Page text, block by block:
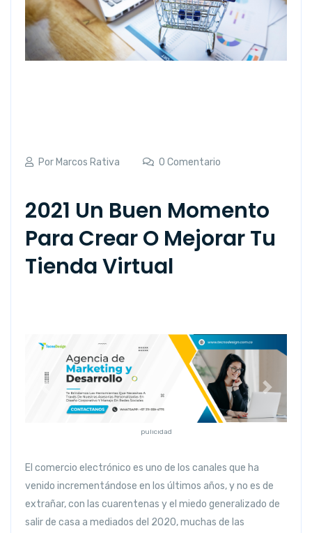
Por Marcos Rativa 0 Comentario
2021 Un Buen Momento
Para Crear O Mejorar Tu
Tienda Virtual
pulicidad
Anterior Siguiente
El comercio electrónico es uno de los canales que ha
venido incrementándose en los últimos años, y no es de
extrañar, con las cuarentenas y el miedo generalizado de
salir de casa a mediados del 2020, muchas de las